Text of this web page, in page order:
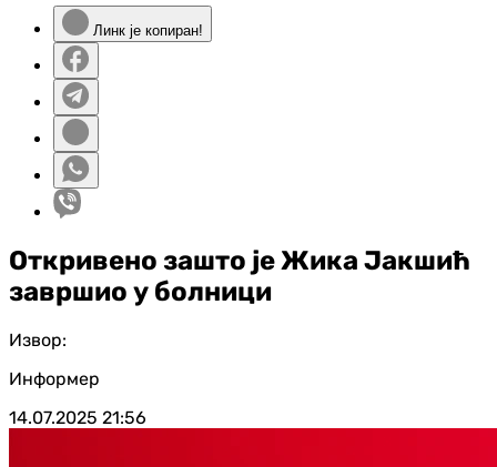
Линк је копиран!
Откривено зашто је Жика Јакшић
завршио у болници
Извор:
Информер
14.07.2025 21:56